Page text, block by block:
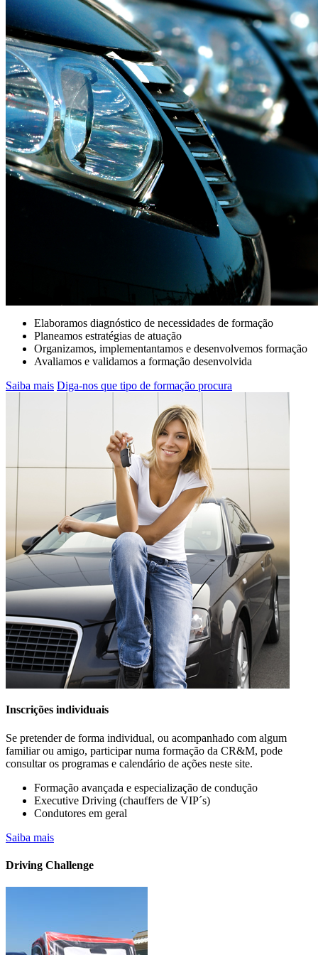
CONDUÇÃO DE VIATURAS
ELÉTRICAS E PHEV
SAIBA MAIS AQUI....Em parceria com a Academia Brisa
de Condução, a CR&M iniciou o processo de formação
dos condutores de viaturas elétricas da frota Controlauto
JÁ SÓ TEM 5 PONTOS NA CARTA? O
QUE FAZER….
SAIBA MAIS AQUI... Inscreva-se na CR&M para
a ação de formação de Segurança Rodoviária
ANSR que inclui módulos práticos !
A sua empresa já possui veículos elétricos
na frota?
Saiba mais….. CONHEÇA OS CURSOS PARA CONDUTORES
Elaboramos diagnóstico de necessidades de formação
Planeamos estratégias de atuação
Organizamos, implementantamos e desenvolvemos formação
Avaliamos e validamos a formação desenvolvida
Saiba mais Diga-nos que tipo de formação procura
Inscrições individuais
Se pretender de forma individual, ou acompanhado com algum
familiar ou amigo, participar numa formação da CR&M, pode
consultar os programas e calendário de ações neste site.
Formação avançada e especialização de condução
Executive Driving (chauffers de VIP´s)
Condutores em geral
Saiba mais
Driving Challenge